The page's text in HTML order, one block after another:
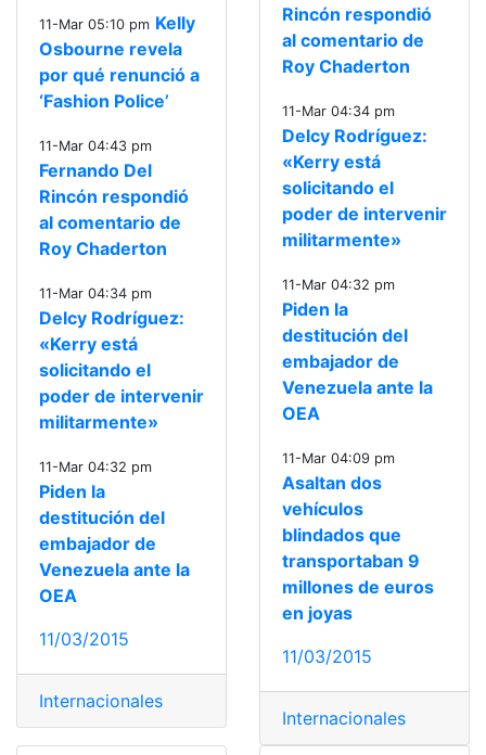
11-Mar 05:10 pm Kelly
Osbourne revela
por qué renunció a
‘Fashion Police’
11-Mar 04:43 pm
Fernando Del
Rincón respondió
al comentario de
Roy Chaderton
11-Mar 04:34 pm
Delcy Rodríguez:
«Kerry está
solicitando el
poder de intervenir
militarmente»
11-Mar 04:32 pm
Piden la
destitución del
embajador de
Venezuela ante la
OEA
11/03/2015
Internacionales
Rincón respondió
al comentario de
Roy Chaderton
11-Mar 04:34 pm
Delcy Rodríguez:
«Kerry está
solicitando el
poder de intervenir
militarmente»
11-Mar 04:32 pm
Piden la
destitución del
embajador de
Venezuela ante la
OEA
11-Mar 04:09 pm
Asaltan dos
vehículos
blindados que
transportaban 9
millones de euros
en joyas
11/03/2015
Internacionales